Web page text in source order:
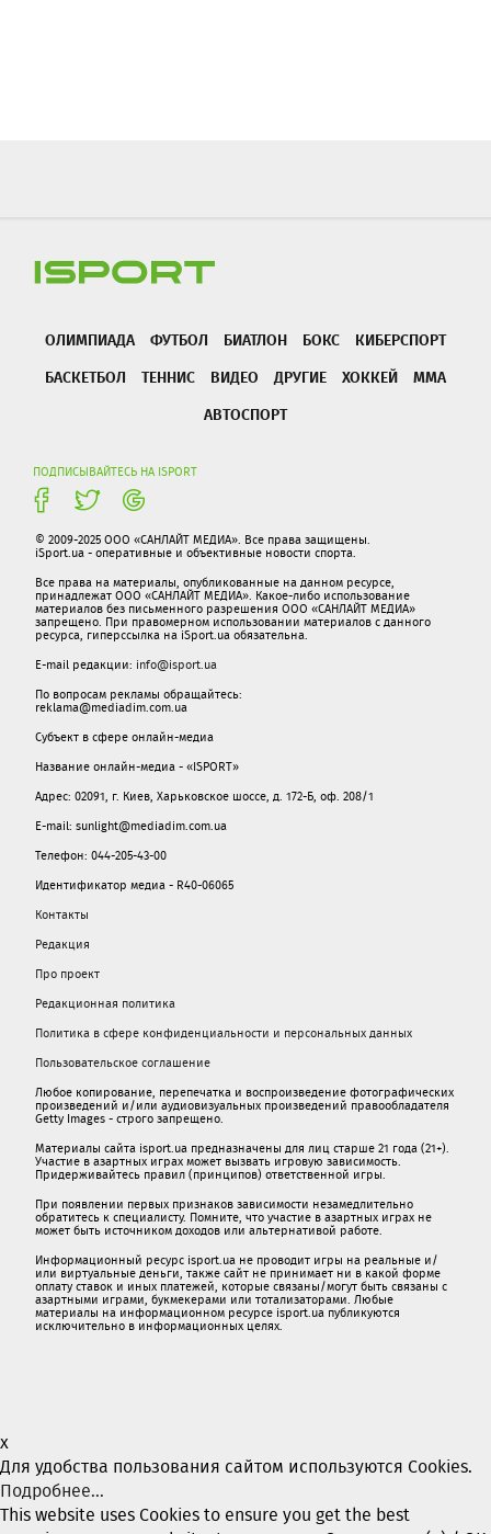
ОЛИМПИАДА ФУТБОЛ БИАТЛОН БОКС
КИБЕРСПОРТ
БАСКЕТБОЛ
ТЕННИС ВИДЕО ДРУГИЕ ХОККЕЙ
ММА
АВТОСПОРТ
ПОДПИСЫВАЙТЕСЬ НА ISPORT
© 2009-2025 ООО «САНЛАЙТ МЕДИА». Все права защищены.
iSport.ua - оперативные и объективные новости спорта.
Все права на материалы, опубликованные на данном ресурсе,
принадлежат ООО «САНЛАЙТ МЕДИА». Какое-либо использование
материалов без письменного разрешения ООО «САНЛАЙТ МЕДИА»
запрещено. При правомерном использовании материалов с данного
ресурса, гиперссылка на iSport.ua обязательна.
E-mail редакции: info@isport.ua
По вопросам рекламы обращайтесь:
reklama@mediadim.com.ua
Субъект в сфере онлайн-медиа
Название онлайн-медиа - «ISPORT»
Адрес: 02091, г. Киев, Харьковское шоссе, д. 172-Б, оф. 208/1
E-mail: sunlight@mediadim.com.ua
Телефон: 044-205-43-00
Идентификатор медиа - R40-06065
Контакты
Редакция
Про проект
Редакционная политика
Политика в сфере конфиденциальности и персональных данных
Пользовательское соглашение
Любое копирование, перепечатка и воспроизведение фотографических
произведений и/или аудиовизуальных произведений правообладателя
Getty Images - строго запрещено.
Материалы сайта isport.ua предназначены для лиц старше 21 года (21+).
Участие в азартных играх может вызвать игровую зависимость.
Придерживайтесь правил (принципов) ответственной игры.
При появлении первых признаков зависимости незамедлительно
обратитесь к специалисту. Помните, что участие в азартных играх не
может быть источником доходов или альтернативой работе.
Информационный ресурс isport.ua не проводит игры на реальные и/
или виртуальные деньги, также сайт не принимает ни в какой форме
oплaту ставок и иных платежей, которые связаны/могут быть связаны c
азартными игрaми, букмекерами или тотализаторами. Любые
материалы на информационном ресурсе isport.ua публикуютcя
исключительно в информационных целях.
x
Для удобства пользования сайтом используются Cookies.
Подробнее...
This website uses Cookies to ensure you get the best